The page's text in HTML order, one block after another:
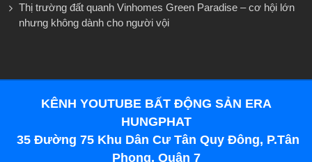
Thị trường đất quanh Vinhomes Green Paradise – cơ hội lớn
nhưng không dành cho người vội
KÊNH YOUTUBE BẤT ĐỘNG SẢN ERA
HUNGPHAT
35 Đường 75 Khu Dân Cư Tân Quy Đông, P.Tân
Phong, Quận 7